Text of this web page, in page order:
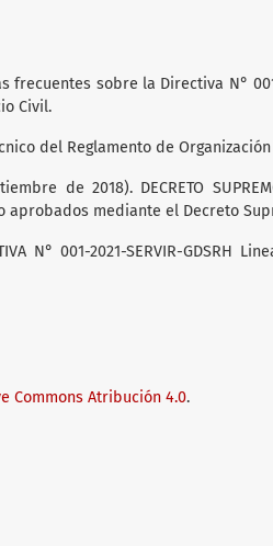
sobre la Directiva N°
Civil.
del Reglamento de Organización
de 2018). DECRETO
mediante el Decreto
N° 001-2021-SERVIR-GDSRH
Commons Atribución 4.0.